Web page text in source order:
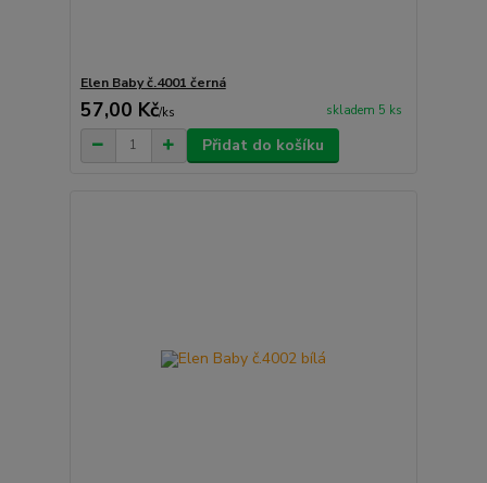
Elen Baby č.4001 černá
57,00 Kč/ks skladem 5 ks
Přidat do košíku